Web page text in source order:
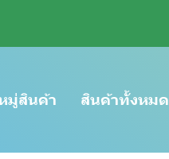
มู่สินค้า สินค้าทั้งหมด